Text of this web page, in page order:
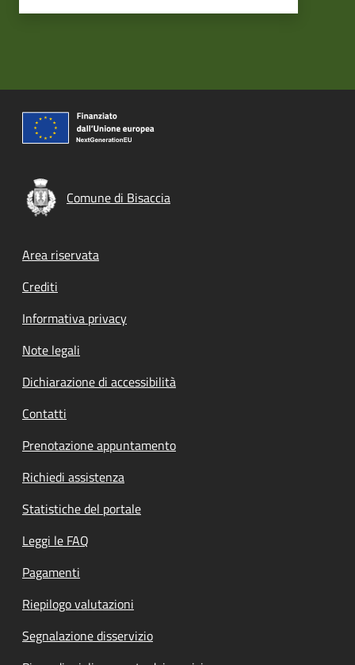
Comune di Bisaccia
Footer menu
Area riservata
Crediti
Informativa privacy
Note legali
Dichiarazione di accessibilità
Contatti
Prenotazione appuntamento
Richiedi assistenza
Statistiche del portale
Leggi le FAQ
Pagamenti
Riepilogo valutazioni
Segnalazione disservizio